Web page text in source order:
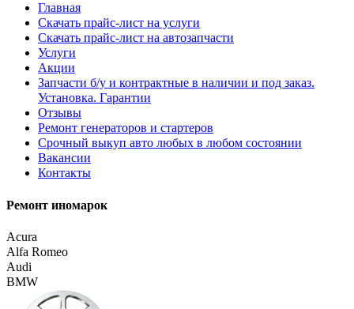
Главная
Скачать прайс-лист на услуги
Скачать прайс-лист на автозапчасти
Услуги
Акции
Запчасти б/у и контрактные в наличии и под заказ.
Установка. Гарантии
Отзывы
Ремонт генераторов и стартеров
Cрочный выкуп авто любых в любом состоянии
Вакансии
Контакты
Ремонт иномарок
Acura
Alfa Romeo
Audi
BMW